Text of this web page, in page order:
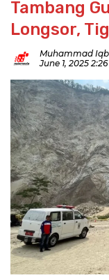
Tambang
Longsor,
Muhammad
June 1, 2025